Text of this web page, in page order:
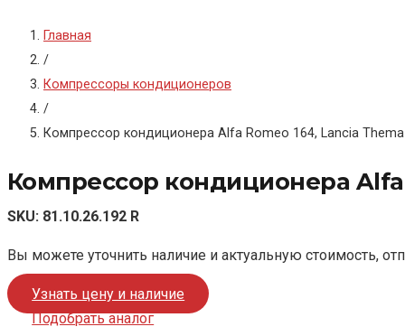
Главная
/
Компрессоры кондиционеров
/
Компрессор кондиционера Alfa Romeo 164, Lancia Thema
Компрессор кондиционера Alfa
SKU: 81.10.26.192 R
Вы можете уточнить наличие и актуальную стоимость,
Узнать цену и наличие
Подобрать аналог